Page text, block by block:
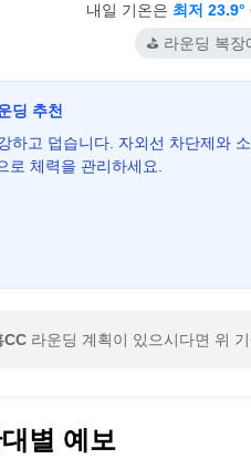
내일 기온은 최저 23.9°
⛳ 라운딩 복장
딩 추천
하고 덥습니다. 자외선 차단제와 소
로 체력을 관리하세요.
CC 라운딩 계획이 있으시다면 위
별 예보